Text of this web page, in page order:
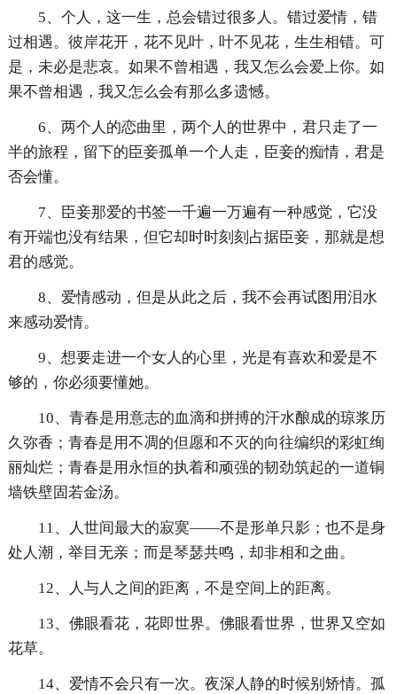
5、个人，这一生，总会错过很多人。错过爱情，错
过相遇。彼岸花开，花不见叶，叶不见花，生生相错。可
是，未必是悲哀。如果不曾相遇，我又怎么会爱上你。如
果不曾相遇，我又怎么会有那么多遗憾。
6、两个人的恋曲里，两个人的世界中，君只走了一
半的旅程，留下的臣妾孤单一个人走，臣妾的痴情，君是
否会懂。
7、臣妾那爱的书签一千遍一万遍有一种感觉，它没
有开端也没有结果，但它却时时刻刻占据臣妾，那就是想
君的感觉。
8、爱情感动，但是从此之后，我不会再试图用泪水
来感动爱情。
9、想要走进一个女人的心里，光是有喜欢和爱是不
够的，你必须要懂她。
10、青春是用意志的血滴和拼搏的汗水酿成的琼浆历
久弥香；青春是用不凋的但愿和不灭的向往编织的彩虹绚
丽灿烂；青春是用永恒的执着和顽强的韧劲筑起的一道铜
墙铁壁固若金汤。
11、人世间最大的寂寞――不是形单只影；也不是身
处人潮，举目无亲；而是琴瑟共鸣，却非相和之曲。
12、人与人之间的距离，不是空间上的距离。
13、佛眼看花，花即世界。佛眼看世界，世界又空如
花草。
14、爱情不会只有一次。夜深人静的时候别矫情。孤